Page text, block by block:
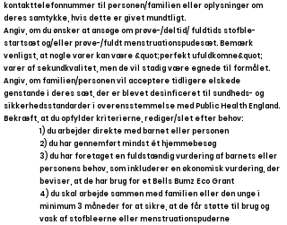
kontakttelefonnummer til personen/familien eller oplysninger om
deres samtykke, hvis dette er givet mundtligt.
Angiv, om du ønsker at ansøge om prøve-/deltid/ fuldtids stofble-
startsæt og/eller prøve-/fuldt menstruationspudesæt. Bemærk
venligst, at nogle varer kan være &quot;perfekt ufuldkomne&quot;
varer af sekundkvalitet, men de vil stadig være egnede til formålet.
Angiv, om familien/personen vil acceptere tidligere elskede
genstande i deres sæt, der er blevet desinficeret til sundheds- og
sikkerhedsstandarder i overensstemmelse med Public Health England.
Bekræft, at du opfylder kriterierne, rediger/slet efter behov:
1) du arbejder direkte med barnet eller personen
2) du har gennemført mindst ét hjemmebesøg
3) du har foretaget en fuldstændig vurdering af barnets eller
personens behov, som inkluderer en økonomisk vurdering, der
beviser, at de har brug for et Bells Bumz Eco Grant
4) du skal arbejde sammen med familien eller den unge i
minimum 3 måneder for at sikre, at de får støtte til brug og
vask af stofbleerne eller menstruationspuderne